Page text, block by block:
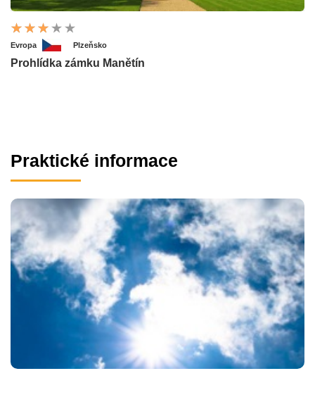
Evropa Plzeňsko
Prohlídka zámku Manětín
Praktické informace